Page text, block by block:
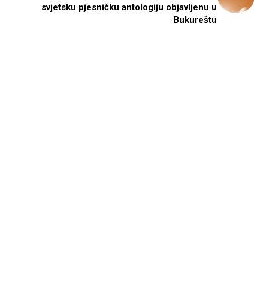
svjetsku pjesničku antologiju objavljenu u
Bukureštu